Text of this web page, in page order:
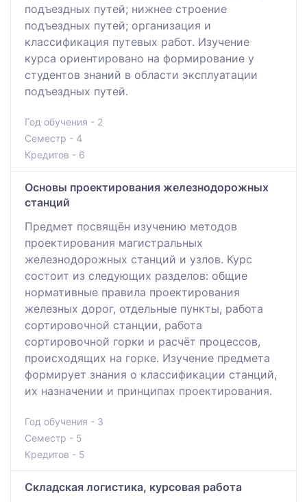
подъездных путей; нижнее строение
подъездных путей; организация и
классификация путевых работ. Изучение
курса ориентировано на формирование у
студентов знаний в области эксплуатации
подъездных путей.
Год обучения - 2
Семестр - 4
Кредитов - 6
Основы проектирования железнодорожных
станций
Предмет посвящён изучению методов
проектирования магистральных
железнодорожных станций и узлов. Курс
состоит из следующих разделов: общие
нормативные правила проектирования
железных дорог, отдельные пункты, работа
сортировочной станции, работа
сортировочной горки и расчёт процессов,
происходящих на горке. Изучение предмета
формирует знания о классификации станций,
их назначении и принципах проектирования.
Год обучения - 3
Семестр - 5
Кредитов - 5
Складская логистика, курсовая работа